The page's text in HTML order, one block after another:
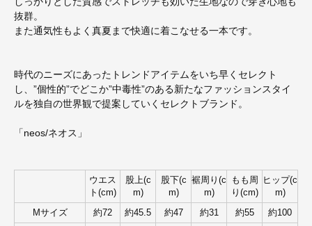
抜群。
また通気性もよく真夏まで快適に着こなせる一本です。
時代のニーズにあったトレンドアイテムをいち早くセレクト
し、”個性的”でどこか”中毒性”のある新たなファッションスタイ
ルを独自の世界観で提案していくセレクトブランド。
「neos/ネオス」
ウエス
ト(cm)
股上(c
m)
股下(c
m)
裾周り(c
m)
もも周
り(cm)
ヒップ(c
m)
Mサイズ 約72 約45.5 約47 約31 約55 約100